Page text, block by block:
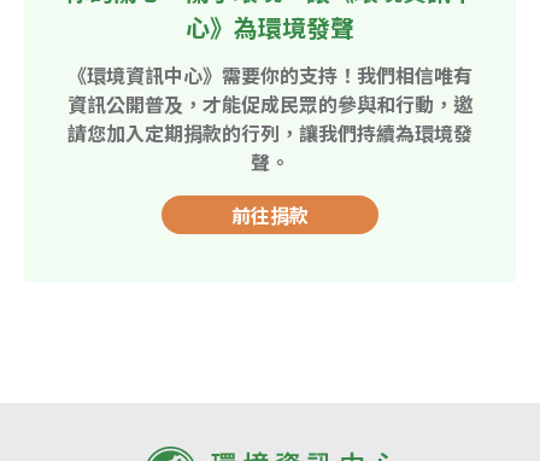
心》為環境發聲
《環境資訊中心》需要你的支持！我們相信唯有
資訊公開普及，才能促成民眾的參與和行動，邀
請您加入定期捐款的行列，讓我們持續為環境發
聲。
前往捐款